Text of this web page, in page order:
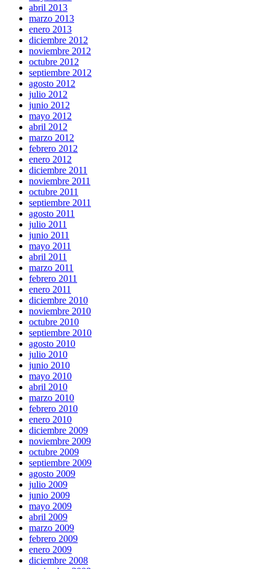
abril 2013
marzo 2013
enero 2013
diciembre 2012
noviembre 2012
octubre 2012
septiembre 2012
agosto 2012
julio 2012
junio 2012
mayo 2012
abril 2012
marzo 2012
febrero 2012
enero 2012
diciembre 2011
noviembre 2011
octubre 2011
septiembre 2011
agosto 2011
julio 2011
junio 2011
mayo 2011
abril 2011
marzo 2011
febrero 2011
enero 2011
diciembre 2010
noviembre 2010
octubre 2010
septiembre 2010
agosto 2010
julio 2010
junio 2010
mayo 2010
abril 2010
marzo 2010
febrero 2010
enero 2010
diciembre 2009
noviembre 2009
octubre 2009
septiembre 2009
agosto 2009
julio 2009
junio 2009
mayo 2009
abril 2009
marzo 2009
febrero 2009
enero 2009
diciembre 2008